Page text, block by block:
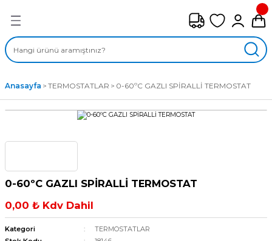
ÇEŞİTLERİ
FANLAR
Anasayfa TERMOSTATLAR 0-60ºC GAZLI SPİRALLİ TERMOSTAT
0-60ºC GAZLI SPİRALLİ TERMOSTAT
0,00 ₺ Kdv Dahil
Kategori
TERMOSTATLAR